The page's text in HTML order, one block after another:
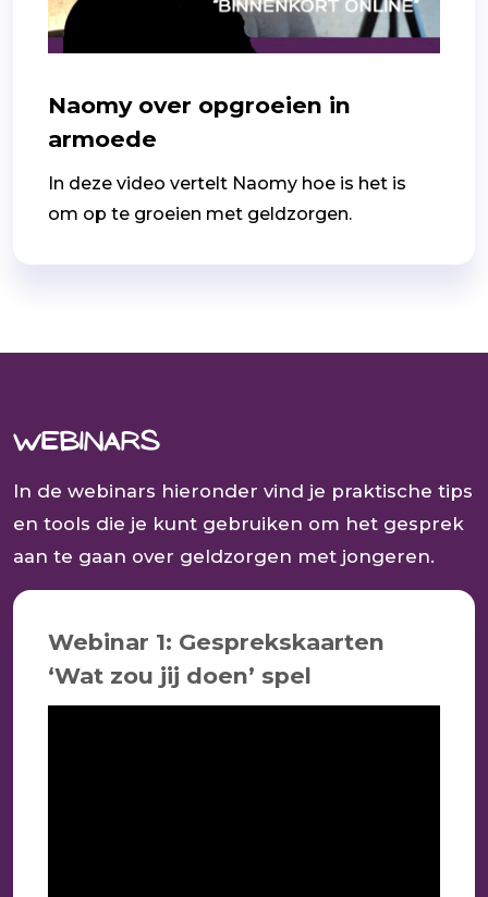
Naomy over opgroeien in
armoede
In deze video vertelt Naomy hoe is het is
om op te groeien met geldzorgen.
Webinars
In de webinars hieronder vind je praktische tips
en tools die je kunt gebruiken om het gesprek
aan te gaan over geldzorgen met jongeren.
Webinar 1: Gesprekskaarten
‘Wat zou jij doen’ spel